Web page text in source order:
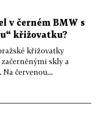
v černém BMW s
křižovatku?
křižovatky
skly a
červenou...